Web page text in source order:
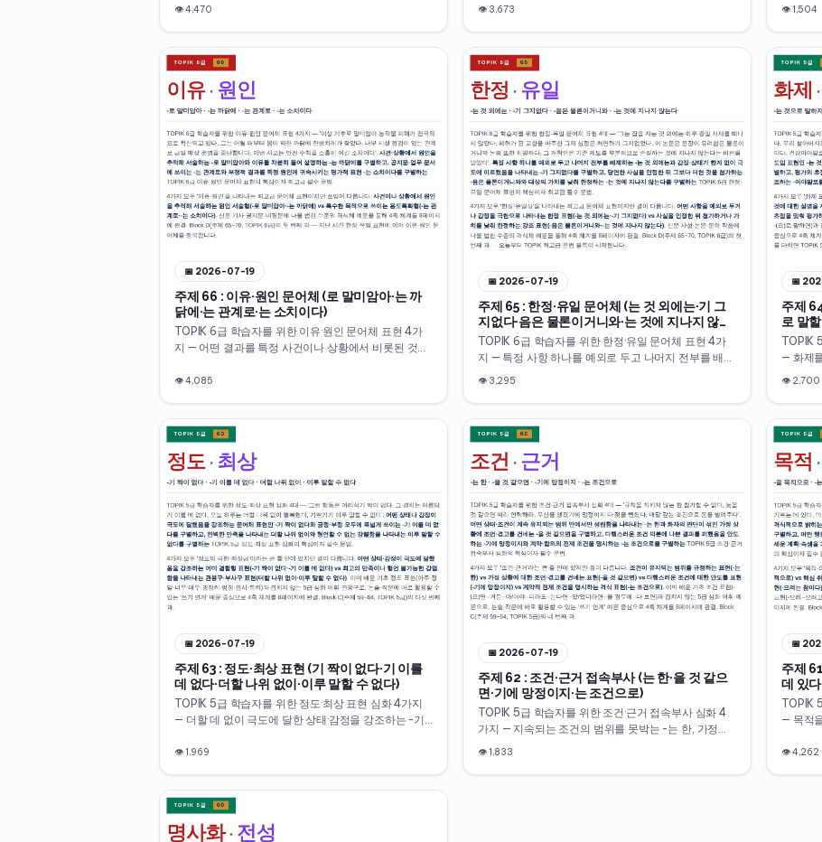
👁4,470
합한 평가적 인상을 나타내는 -는 인상을 주다, 사람·집
단·현상에서 반복적으로 관찰되는 일반적 경향성을 나
타내는 -는 경향이 있다. 비평문·리뷰·소개문·논설문 수
준의 격식체 예문으로 4축 체계를 10분 만에 정리합니
다. Block D(주제 65~70, TOPIK 6급)의 네 번째 과.
👁 3,673
연을 강
못 배기
으로 4
65~70,
👁1,504
📅 2026-07-19
주제 66 : 이유·원인 문어체 (로 말미암아·는 까
닭에·는 관계로·는 소치이다)
TOPIK 6급 학습자를 위한 이유·원인 문어체 표현 4가
지 — 어떤 결과를 특정 사건이나 상황에서 비롯된 것으
어 설명하는 -는 까닭에, 업무·공지 상황에서 이유를 격
이다. 신문 기사·공지문·비평문 수준의 격식체 예문으로
4축 체계를 10분 만에 정리합니다. Block D(주제
65~70, TOPIK 6급)의 두 번째 과.
👁4,085
📅 2026-07-19
주제 65 : 한정·유일 문어체 (는 것 외에는·기 그
지없다·음은 물론이거니와·는 것에 지나지 않는
다)
TOPIK 6급 학습자를 위한 한정·유일 문어체 표현 4가
지 — 특정 사항 하나를 예외로 두고 나머지 전부를 배제
정한 뒤 그보다 더한 것을 첨가하는 -음은 물론이거니
와, 대상의 가치를 낮춰 한정하는 -는 것에 지나지 않는
다. 신문 사설·논문·문학 작품 수준의 격식체 예문으로 4
축 체계를 10분 만에 정리합니다. Block D(주제
65~70, TOPIK 6급)의 첫 번째 과.
👁 3,295
📅
주제
로 말
TOPIK
— 화제
준을 논
게 초점
운 기초
에서 바
합니다.
과.
👁 2,700
📅 2026-07-19
주제 63 : 정도·최상 표현 (기 짝이 없다·기 이를
데 없다·더할 나위 없이·이루 말할 수 없다)
TOPIK 5급 학습자를 위한 정도·최상 표현 심화 4가지
— 더할 데 없이 극도에 달한 상태·감정을 강조하는 -기
기 이를 데 없다, 완벽한 만족이 최고조에 달했음을 나
표현과 겹치지 않는 5급 심화 표현을 쓰기에서 바로 활
용할 수 있도록 4축 체계로 10분 만에 정리합니다.
👁1,969
📅 2026-07-19
주제 62 : 조건·근거 접속부사 (는 한·을 것 같으
면·기에 망정이지·는 조건으로)
TOPIK 5급 학습자를 위한 조건·근거 접속부사 심화 4
가지 — 지속되는 조건의 범위를 못박는 -는 한, 가정적
상황을 근거로 조언·경고하는 -을 것 같으면, 다행스러
기에 망정이지, 계약·합의의 전제 조건을 명시하는 -는
👁1,833
📅
주제
데 있
TOPIK
— 목적
의 의도
👁4,262